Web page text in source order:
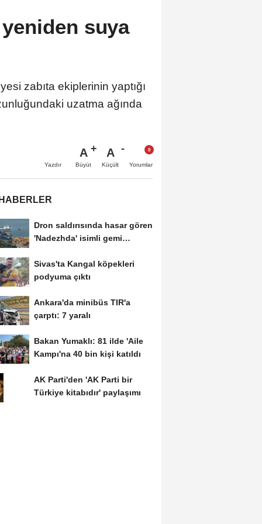
suya
zabıta ekiplerinin yaptığı
uzatma ağında
Yazdır
A
Büyüt
A
Küçült Yorumlar
Dron saldırısında hasar gören
'Nadezhda' isimli gemi
Sivas'ta Kangal köpekleri
podyuma çıktı
Ankara'da minibüs TIR'a
çarptı: 7 yaralı
Bakan Yumaklı: 81 ilde 'Aile
Kampı'na 40 bin kişi katıldı
AK Parti'den 'AK Parti bir
Türkiye kitabıdır' paylaşımı